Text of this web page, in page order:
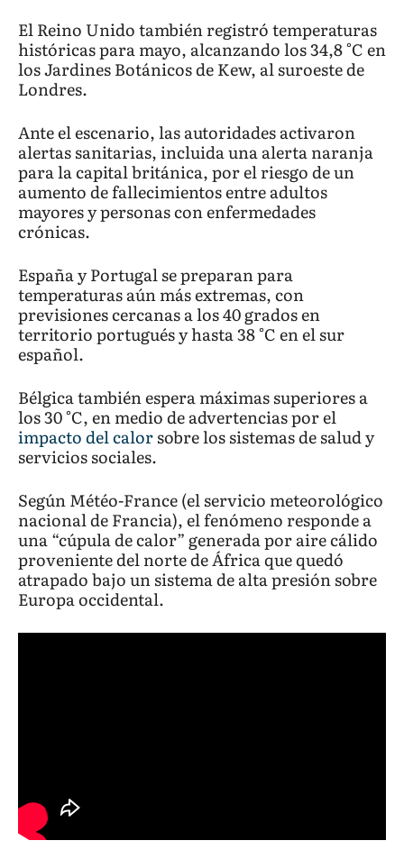
El Reino Unido también registró temperaturas
históricas para mayo, alcanzando los 34,8 °C en
los Jardines Botánicos de Kew, al suroeste de
Londres.
Ante el escenario, las autoridades activaron
alertas sanitarias, incluida una alerta naranja
para la capital británica, por el riesgo de un
aumento de fallecimientos entre adultos
mayores y personas con enfermedades
crónicas.
España y Portugal se preparan para
temperaturas aún más extremas, con
previsiones cercanas a los 40 grados en
territorio portugués y hasta 38 °C en el sur
español.
Bélgica también espera máximas superiores a
los 30 °C, en medio de advertencias por el
impacto del calorsobre los sistemas de salud y
servicios sociales.
Según Météo-France (el servicio meteorológico
nacional de Francia), el fenómeno responde a
una “cúpula de calor” generada por aire cálido
proveniente del norte de África que quedó
atrapado bajo un sistema de alta presión sobre
Europa occidental.